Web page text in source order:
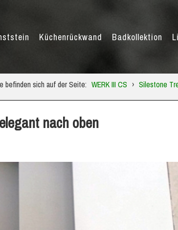
Küchenrückwand Badkollektion
befinden sich auf der Seite: WERK III CS › Silestone
nach oben